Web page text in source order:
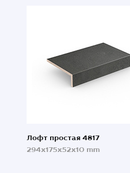
Лофт простая 4817
294x175x52x10 mm